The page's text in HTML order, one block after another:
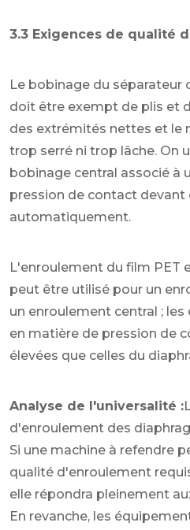
3.3 Exigences de qualité
Le bobinage du séparateur
doit être exempt de plis et
des extrémités nettes et le
trop serré ni trop lâche. On
bobinage central associé à
pression de contact devant
automatiquement.
L'enroulement du film PET
peut être utilisé pour un
un enroulement central ;
en matière de pression de
élevées que celles du
Analyse de l'universalité :
d'enroulement des
Si une machine à refendre
qualité d'enroulement
elle répondra pleinement
En revanche, les